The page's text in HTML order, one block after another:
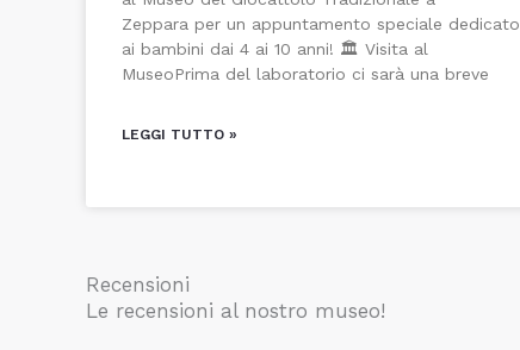
Zeppara per un appuntamento speciale dedicato
ai bambini dai 4 ai 10 anni! 🏛️ Visita al
MuseoPrima del laboratorio ci sarà una breve
LEGGI TUTTO »
Recensioni
Le recensioni al nostro museo!